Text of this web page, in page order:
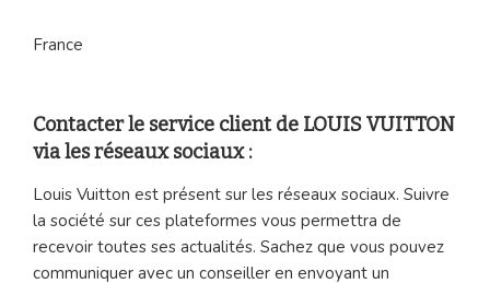
France
Contacter le service client de LOUIS VUITTON
via les réseaux sociaux :
Louis Vuitton est présent sur les réseaux sociaux. Suivre
la société sur ces plateformes vous permettra de
recevoir toutes ses actualités. Sachez que vous pouvez
communiquer avec un conseiller en envoyant un